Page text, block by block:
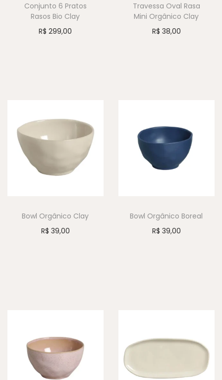
Conjunto 6 Pratos
Rasos Bio Clay
R$ 299,00
Travessa Oval Rasa
Mini Orgânico Clay
R$ 38,00
Bowl Orgânico Clay
R$ 39,00
Bowl Orgânico Boreal
R$ 39,00